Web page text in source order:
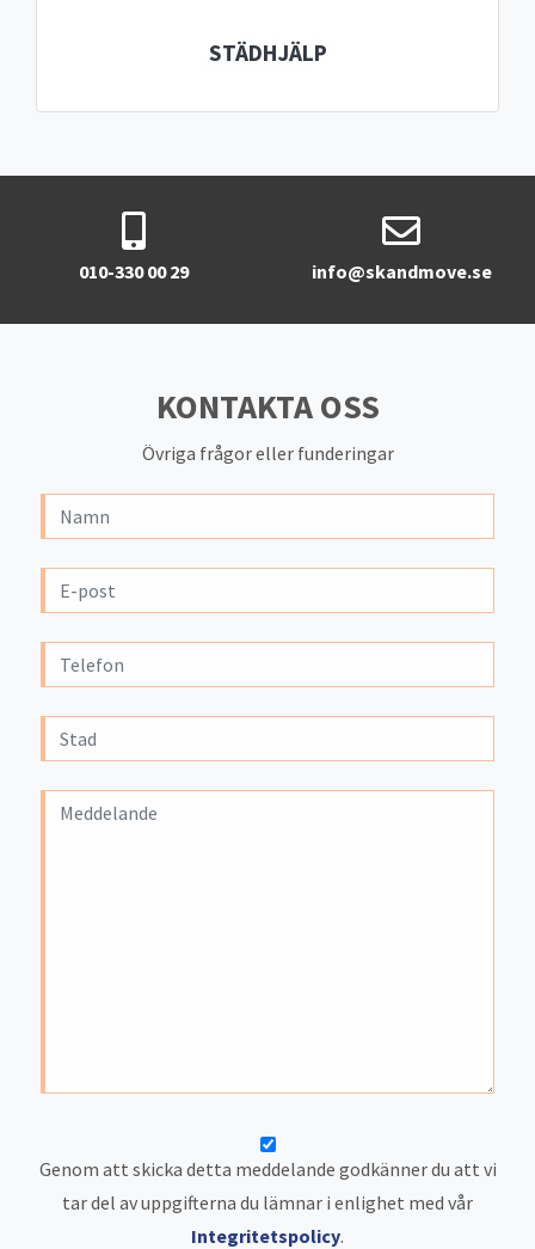
STÄDHJÄLP
010-330 00 29 info@skandmove.se
KONTAKTA OSS
Övriga frågor eller funderingar
Genom att skicka detta meddelande godkänner du att vi
tar del av uppgifterna du lämnar i enlighet med vår
Integritetspolicy.